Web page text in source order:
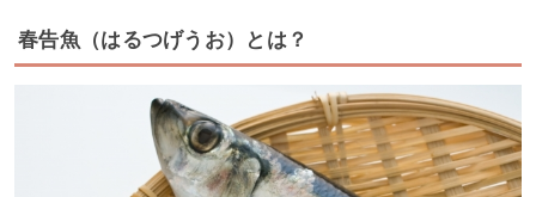
春告魚（はるつげうお）とは？